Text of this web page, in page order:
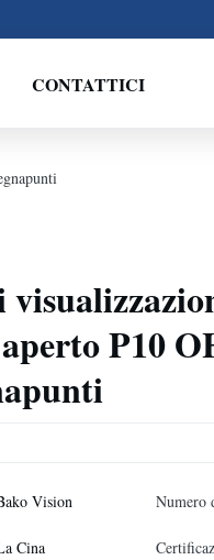
CONTATTICI
P10
Vision Numero
Cina